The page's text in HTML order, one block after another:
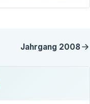
Jahrgang 2008